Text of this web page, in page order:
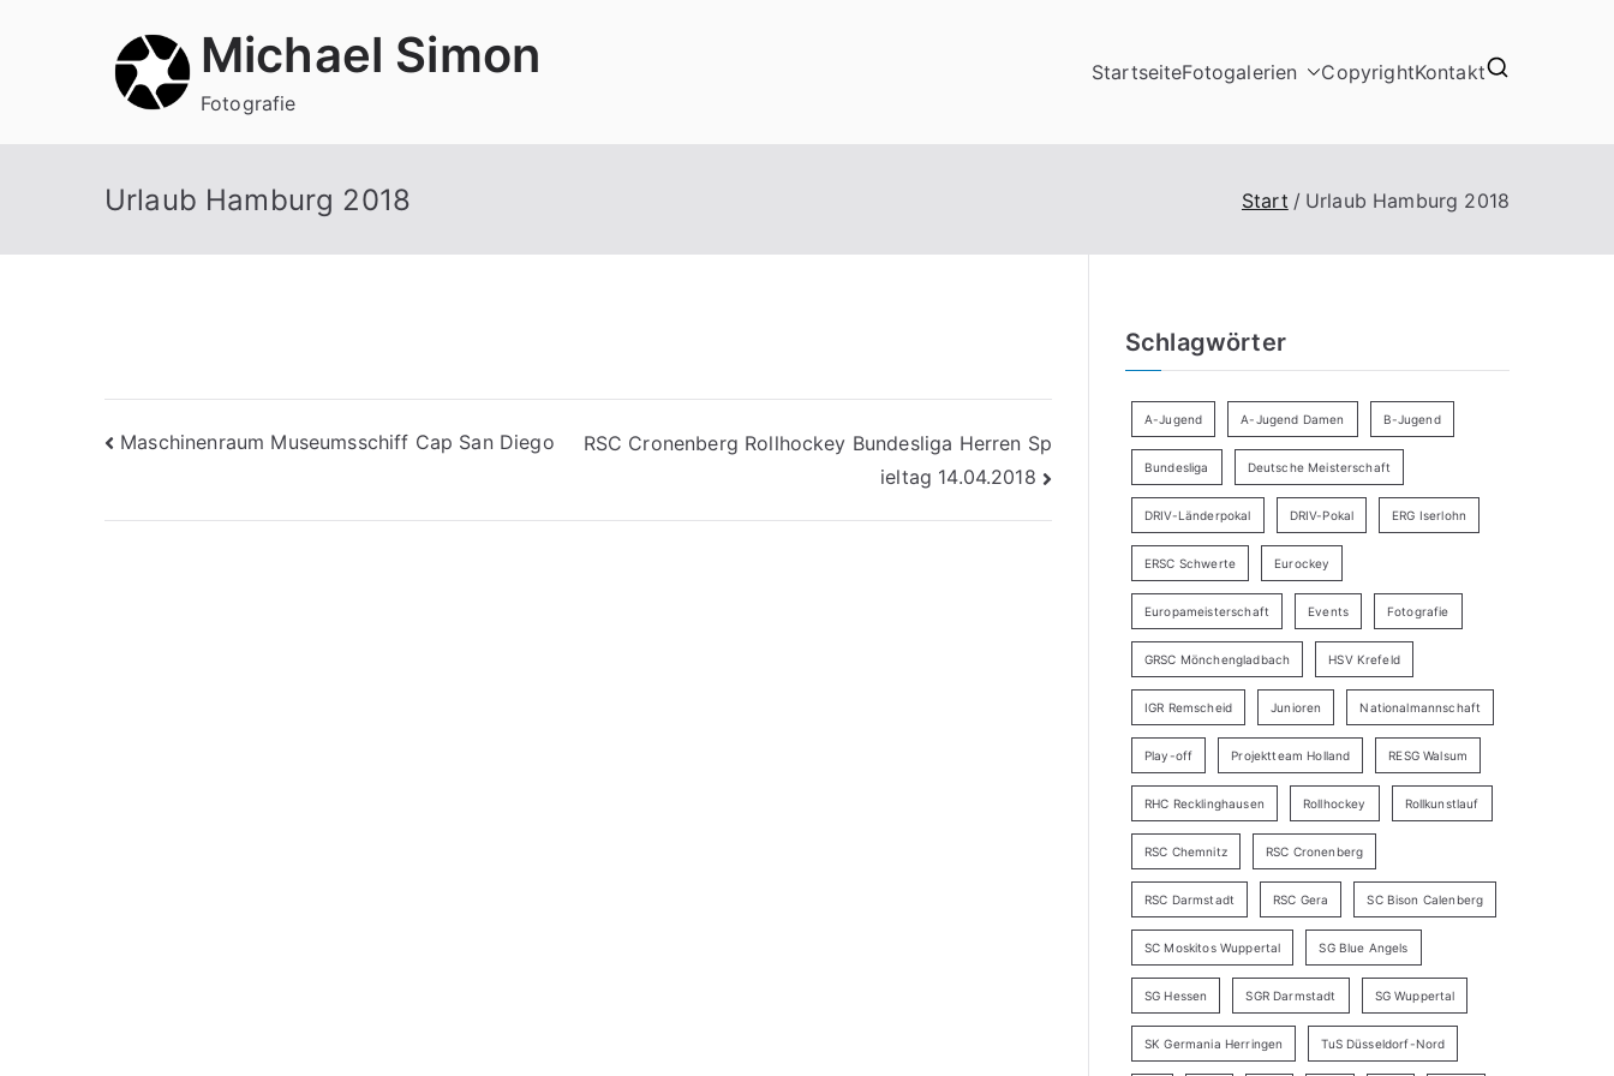
Michael Simon
Fotografie
StartseiteFotogalerien CopyrightKontakt
Urlaub Hamburg 2018 Start Urlaub Hamburg 2018
Beitragsnavigation
Maschinenraum Museumsschiff Cap San Diego
RSC Cronenberg Rollhockey Bundesliga Herren Sp
ieltag 14.04.2018
Schlagwörter
A-Jugend A-Jugend Damen B-Jugend
Bundesliga Deutsche Meisterschaft
DRIV-Länderpokal DRIV-Pokal ERG Iserlohn
ERSC Schwerte Eurockey
Europameisterschaft Events Fotografie
GRSC Mönchengladbach HSV Krefeld
IGR Remscheid Junioren Nationalmannschaft
Play-off Projektteam Holland RESG Walsum
RHC Recklinghausen Rollhockey Rollkunstlauf
RSC Chemnitz RSC Cronenberg
RSC Darmstadt RSC Gera SC Bison Calenberg
SC Moskitos Wuppertal SG Blue Angels
SG Hessen SGR Darmstadt SG Wuppertal
SK Germania Herringen TuS Düsseldorf-Nord